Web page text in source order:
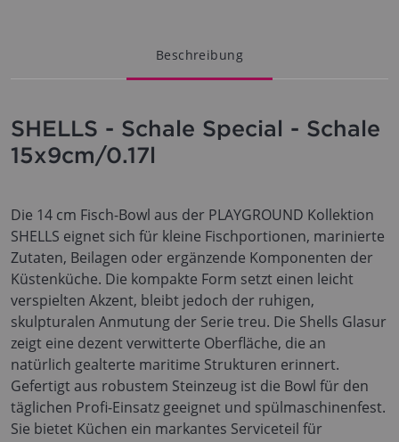
Beschreibung
SHELLS - Schale Special - Schale
15x9cm/0.17l
Die 14 cm Fisch-Bowl aus der PLAYGROUND Kollektion
SHELLS eignet sich für kleine Fischportionen, marinierte
Zutaten, Beilagen oder ergänzende Komponenten der
Küstenküche. Die kompakte Form setzt einen leicht
verspielten Akzent, bleibt jedoch der ruhigen,
skulpturalen Anmutung der Serie treu. Die Shells Glasur
zeigt eine dezent verwitterte Oberfläche, die an
natürlich gealterte maritime Strukturen erinnert.
Gefertigt aus robustem Steinzeug ist die Bowl für den
täglichen Profi-Einsatz geeignet und spülmaschinenfest.
Sie bietet Küchen ein markantes Serviceteil für